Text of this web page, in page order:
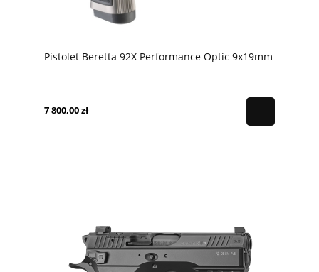
Pistolet Beretta 92X Performance Optic 9x19mm
7 800,00 zł